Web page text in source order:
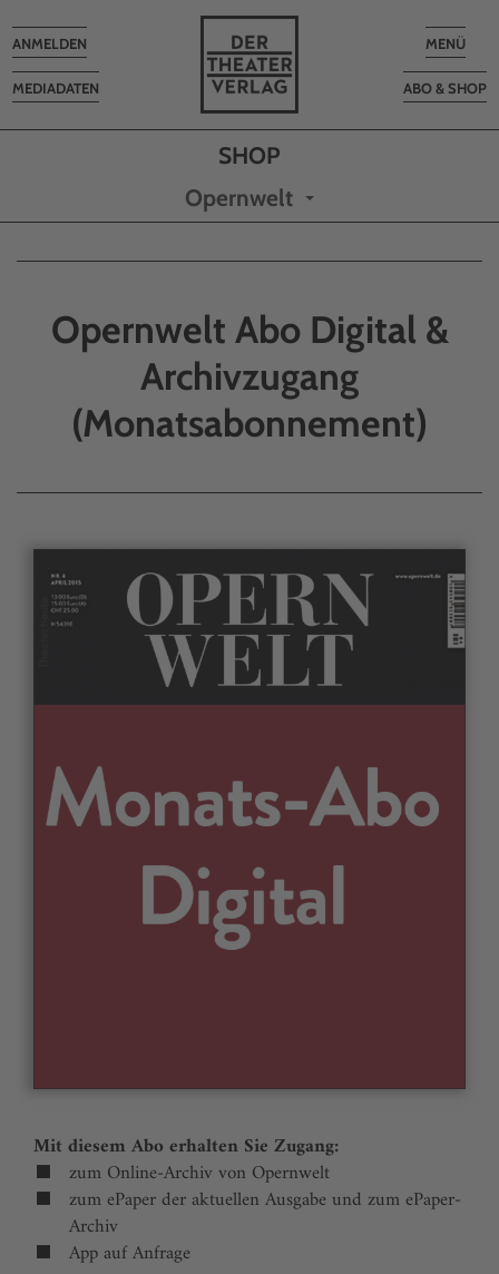
Toggle
MENÜ
ABO & SHOP
MEDIADATEN
Toggle
navigation
ANMELDEN
Opernwelt
Opernwelt Abo Digital &
Archivzugang
(Monatsabonnement)
Mit diesem Abo erhalten Sie Zugang:
zum Online-Archiv von Opernwelt
zum ePaper der aktuellen Ausgabe und zum ePaper-
Archiv
App auf Anfrage